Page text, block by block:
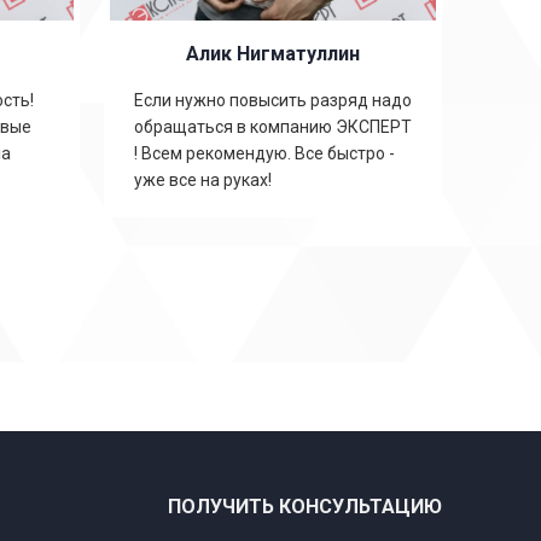
Алик Нигматуллин
Если нужно повысить разряд надо
обращаться в компанию ЭКСПЕРТ
! Всем рекомендую. Все быстро -
уже все на руках!
ПОЛУЧИТЬ КОНСУЛЬТАЦИЮ